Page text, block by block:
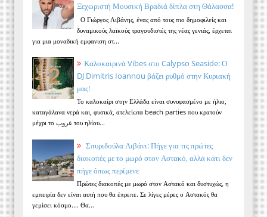
Ξεχωριστή Μουσική Βραδιά δίπλα στη Θάλασσα!
Ο Γιώργος Λιβάνης, ένας από τους πιο δημοφιλείς και
δυναμικούς λαϊκούς τραγουδιστές της νέας γενιάς, έρχεται
για μια μοναδική εμφανιση στ...
Καλοκαιρινά Vibes στο Calypso Seaside: Ο
DJ Dimitris Ioannou βάζει ρυθμό στην Κυριακή
μας!
Το καλοκαίρι στην Ελλάδα είναι συνυφασμένο με ήλιο,
καταγάλανα νερά και, φυσικά, ατελείωτα beach parties που κρατούν
μέχρι το غروب του ηλίου...
Σπυριδούλα Λιβάνι: Πήγε για τις πρώτες
διακοπές με το μωρό στον Αστακό, αλλά κάτι δεν
πήγε όπως περίμενε
Πρώτες διακοπές με μωρό στον Αστακό και δυστυχώς, η
εμπειρία δεν είναι αυτή που θα έπρεπε. Σε λίγες μέρες ο Αστακός θα
γεμίσει κόσμο.... Θα...